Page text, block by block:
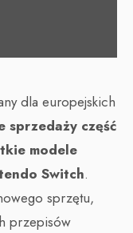
dla europejskich
sprzedaży część
modele
Switch.
sprzętu,
przepisów